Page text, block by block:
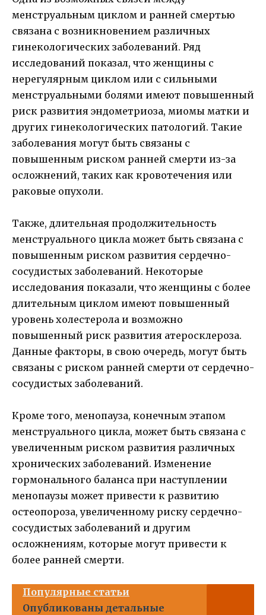
менструальным циклом и ранней смертью
связана с возникновением различных
гинекологических заболеваний. Ряд
исследований показал, что женщины с
нерегулярным циклом или с сильными
менструальными болями имеют повышенный
риск развития эндометриоза, миомы матки и
других гинекологических патологий. Такие
заболевания могут быть связаны с
повышенным риском ранней смерти из-за
осложнений, таких как кровотечения или
раковые опухоли.
Также, длительная продолжительность
менструального цикла может быть связана с
повышенным риском развития сердечно-
сосудистых заболеваний. Некоторые
исследования показали, что женщины с более
длительным циклом имеют повышенный
уровень холестерола и возможно
повышенный риск развития атеросклероза.
Данные факторы, в свою очередь, могут быть
связаны с риском ранней смерти от сердечно-
сосудистых заболеваний.
Кроме того, менопауза, конечным этапом
менструального цикла, может быть связана с
увеличенным риском развития различных
хронических заболеваний. Изменение
гормонального баланса при наступлении
менопаузы может привести к развитию
остеопороза, увеличенному риску сердечно-
сосудистых заболеваний и другим
осложнениям, которые могут привести к
более ранней смерти.
Популярные статьи
Опубликованы детальные